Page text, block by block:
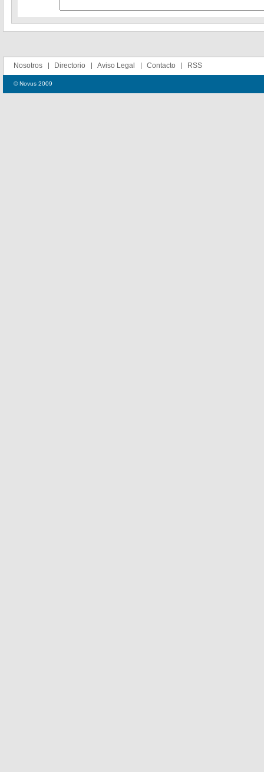
Nosotros Directorio Aviso Legal Contacto RSS
© Novus 2009